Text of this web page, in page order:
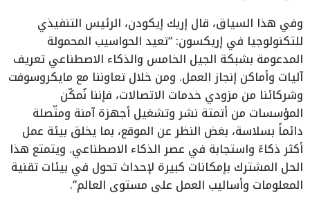
وفي هذا السياق، قال إريك إيكودن، الرئيس التنفيذي
للتكنولوجيا في إريكسون: “تعيد الحواسيب المحمولة
المدعومة بشبكة الجيل الخامس والذكاء الاصطناعي تعريف
آليات وأماكن إنجاز العمل. ومن خلال تعاوننا مع مايكروسوفت
وشركائنا من مزودي خدمات الاتصالات، فإننا نُمكّن
المؤسسات من أتمتة نشر وتشغيل أجهزة آمنة ومتّصلة
دائماً بسلاسة، بغض النظر عن الموقع، بما يخلق بيئة عمل
أكثر ذكاءً واستجابة في عصر الذكاء الاصطناعي. ويتمتع هذا
الحل المشترك بإمكانات كبيرة لإحداث تحول في بيئات تقنية
المعلومات وأساليب العمل على مستوى العالم”.